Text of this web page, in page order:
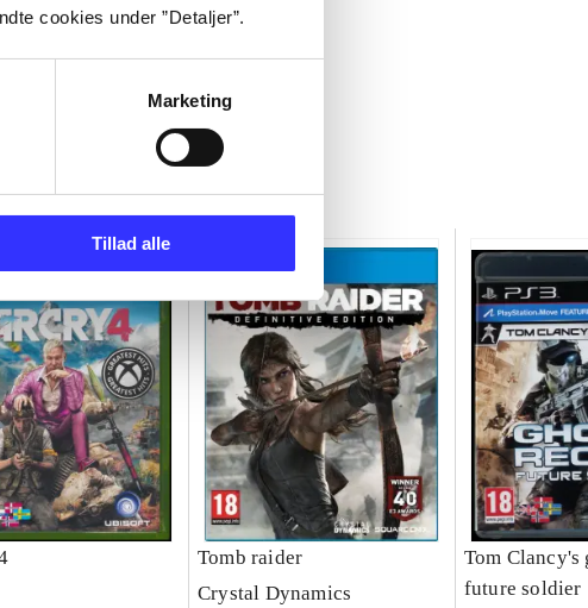
cookies under ”Detaljer”.
Marketing
Tillad alle
Tomb raider
Crystal Dynamics
Tom Clancy's
future soldier